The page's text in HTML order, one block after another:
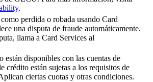
.
perdida o robada usando Card
una disputa de fraude automáticamente.
llama a Card Services al
están disponibles con las cuentas de
crédito están sujetas a los requisitos de
ciertas cuotas y otras condiciones.